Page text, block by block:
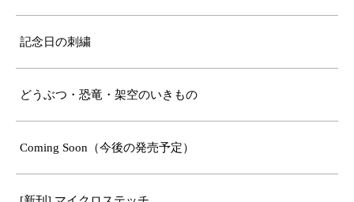
記念日の刺繍
どうぶつ・恐竜・架空のいきもの
Coming Soon（今後の発売予定）